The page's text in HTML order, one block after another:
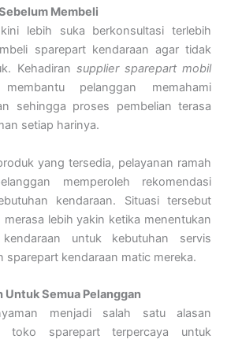
Membeli
lebih suka berkonsultasi terlebih
sparepart kendaraan agar tidak
Kehadiran supplier sparepart mobil
pelanggan memahami
sehingga proses pembelian terasa
setiap harinya.
yang tersedia, pelayanan ramah
memperoleh rekomendasi
kendaraan. Situasi tersebut
lebih yakin ketika menentukan
untuk kebutuhan servis
sparepart kendaraan matic mereka.
Untuk Semua Pelanggan
menjadi salah satu alasan
toko sparepart terpercaya untuk